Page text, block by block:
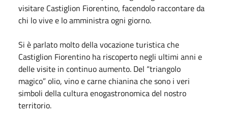
visitare Castiglion Fiorentino, facendolo raccontare da
chi lo vive e lo amministra ogni giorno.
Si è parlato molto della vocazione turistica che
Castiglion Fiorentino ha riscoperto negli ultimi anni e
delle visite in continuo aumento. Del “triangolo
magico” olio, vino e carne chianina che sono i veri
simboli della cultura enogastronomica del nostro
territorio.